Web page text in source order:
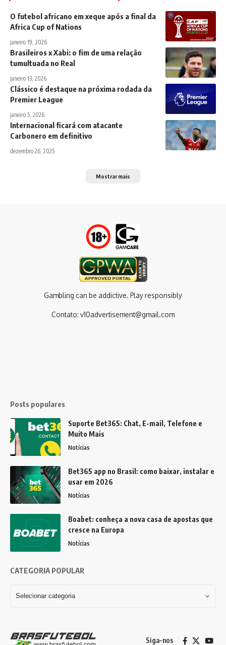
O futebol africano em xeque após a final da
Africa Cup of Nations
janeiro 19, 2026
Brasileiros x Xabi: o fim de uma relação
tumultuada no Real
janeiro 13, 2026
Clássico é destaque na próxima rodada da
Premier League
janeiro 5, 2026
Internacional ficará com atacante
Carbonero em definitivo
dezembro 26, 2025
Mostrar mais
Gambling can be addictive. Play responsibly
Contato: v10advertisement@gmail.com
Posts populares
Suporte Bet365: Chat, E-mail, Telefone e
Muito Mais
Notícias
Bet365 app no Brasil: como baixar, instalar e
usar em 2026
Notícias
Boabet: conheça a nova casa de apostas que
cresce na Europa
Notícias
CATEGORIA POPULAR
Siga-nos